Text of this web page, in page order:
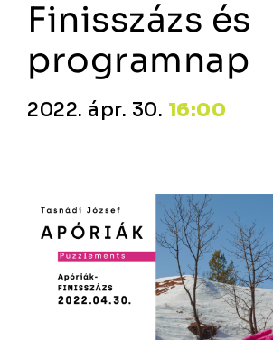
Finisszázs és
programnap
2022. ápr. 30. 16:00